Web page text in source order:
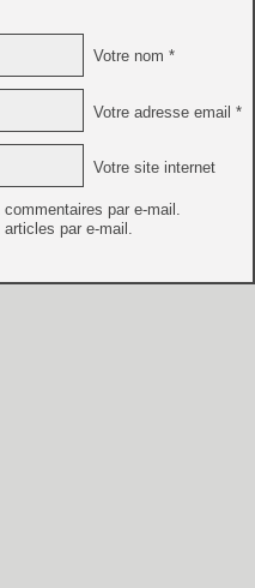
Votre nom *
Votre adresse email *
Votre site internet
par e-mail.
par e-mail.